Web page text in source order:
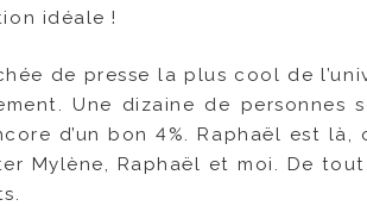
idéale !
de presse la plus cool de
Une dizaine de personnes
d’un bon 4%. Raphaël est là,
Mylène, Raphaël et moi. De